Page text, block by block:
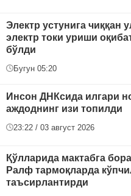
Электр устунига чиққан
электр токи уриши
бўлди
Бугун 05:20
Инсон ДНКсида илгари
аждоднинг изи топилди
23:22 / 03 август 2026
Қўлларида мактабга
Ралф тармоқларда
таъсирлантирди